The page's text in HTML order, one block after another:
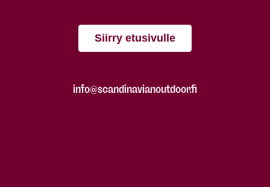
Siirry etusivulle
info@scandinavianoutdoor.fi